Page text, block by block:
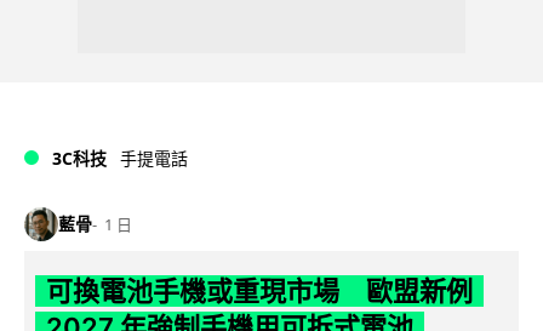
3C科技 手提電話
藍骨 1 日
可換電池手機或重現市場 歐盟新例